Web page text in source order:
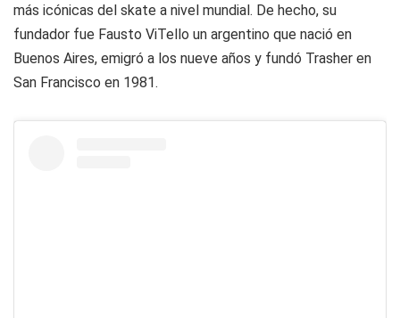
más icónicas del skate a nivel mundial. De hecho, su
fundador fue Fausto ViTello un argentino que nació en
Buenos Aires, emigró a los nueve años y fundó Trasher en
San Francisco en 1981.